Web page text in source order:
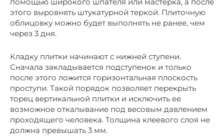
этого выровнять штукатурной теркой. Плиточную
облицовку можно будет выполнять не ранее, чем
через 3 дня.
Кладку плитки начинают с нижней ступени.
Сначала закладывается подступенок и только
после этого ложится горизонтальная плоскость
проступи. Такой порядок позволяет перекрыть
торец вертикальной плитки и исключить ее
возможное откалывание под весовым давлением
проходящего человека. Толщина клеевого слоя не
должна превышать 3 мм.